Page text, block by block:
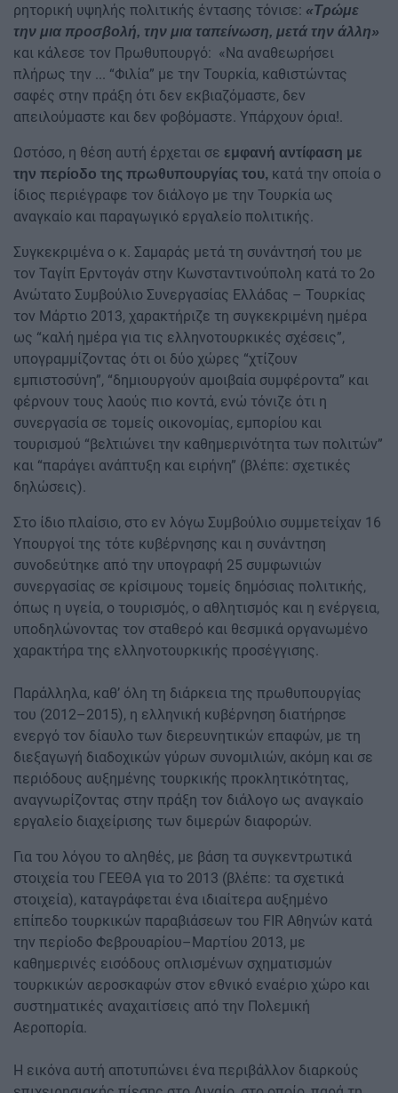
ρητορική υψηλής πολιτικής έντασης τόνισε: «Τρώμε
την μια προσβολή, την μια ταπείνωση, μετά την άλλη»
και κάλεσε τον Πρωθυπουργό: «Να αναθεωρήσει
πλήρως την ... “Φιλία” με την Τουρκία, καθιστώντας
σαφές στην πράξη ότι δεν εκβιαζόμαστε, δεν
απειλούμαστε και δεν φοβόμαστε. Υπάρχουν όρια!.
Ωστόσο, η θέση αυτή έρχεται σε εμφανή αντίφαση με
την περίοδο της πρωθυπουργίας του, κατά την οποία ο
ίδιος περιέγραφε τον διάλογο με την Τουρκία ως
αναγκαίο και παραγωγικό εργαλείο πολιτικής.
Συγκεκριμένα ο κ. Σαμαράς μετά τη συνάντησή του με
τον Ταγίπ Ερντογάν στην Κωνσταντινούπολη κατά το 2ο
Ανώτατο Συμβούλιο Συνεργασίας Ελλάδας – Τουρκίας
τον Μάρτιο 2013, χαρακτήριζε τη συγκεκριμένη ημέρα
ως “καλή ημέρα για τις ελληνοτουρκικές σχέσεις”,
υπογραμμίζοντας ότι οι δύο χώρες “χτίζουν
εμπιστοσύνη”, “δημιουργούν αμοιβαία συμφέροντα” και
φέρνουν τους λαούς πιο κοντά, ενώ τόνιζε ότι η
συνεργασία σε τομείς οικονομίας, εμπορίου και
τουρισμού “βελτιώνει την καθημερινότητα των πολιτών”
και “παράγει ανάπτυξη και ειρήνη” (βλέπε: σχετικές
δηλώσεις).
Στο ίδιο πλαίσιο, στο εν λόγω Συμβούλιο συμμετείχαν 16
Υπουργοί της τότε κυβέρνησης και η συνάντηση
συνοδεύτηκε από την υπογραφή 25 συμφωνιών
συνεργασίας σε κρίσιμους τομείς δημόσιας πολιτικής,
όπως η υγεία, ο τουρισμός, ο αθλητισμός και η ενέργεια,
υποδηλώνοντας τον σταθερό και θεσμικά οργανωμένο
χαρακτήρα της ελληνοτουρκικής προσέγγισης.
Παράλληλα, καθ’ όλη τη διάρκεια της πρωθυπουργίας
του (2012–2015), η ελληνική κυβέρνηση διατήρησε
ενεργό τον δίαυλο των διερευνητικών επαφών, με τη
διεξαγωγή διαδοχικών γύρων συνομιλιών, ακόμη και σε
περιόδους αυξημένης τουρκικής προκλητικότητας,
αναγνωρίζοντας στην πράξη τον διάλογο ως αναγκαίο
εργαλείο διαχείρισης των διμερών διαφορών.
Για του λόγου το αληθές, με βάση τα συγκεντρωτικά
στοιχεία του ΓΕΕΘΑ για το 2013 (βλέπε: τα σχετικά
στοιχεία), καταγράφεται ένα ιδιαίτερα αυξημένο
επίπεδο τουρκικών παραβιάσεων του FIR Αθηνών κατά
την περίοδο Φεβρουαρίου–Μαρτίου 2013, με
καθημερινές εισόδους οπλισμένων σχηματισμών
τουρκικών αεροσκαφών στον εθνικό εναέριο χώρο και
συστηματικές αναχαιτίσεις από την Πολεμική
Αεροπορία.
Η εικόνα αυτή αποτυπώνει ένα περιβάλλον διαρκούς